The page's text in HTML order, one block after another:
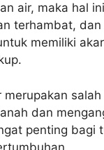
air, maka hal
terhambat,
memiliki
merupakan
dan
penting